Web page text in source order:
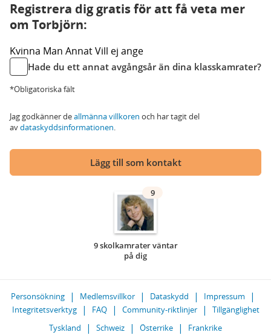
Registrera dig gratis för att få veta mer
om Torbjörn:
Kvinna Man AnnatVill ej ange
Hade du ett annat avgångsår än dina klasskamrater?
*Obligatoriska fält
Jag godkänner deallmänna villkoren och har tagit del
avdataskyddsinformationen.
Lägg till som kontakt
9
9 skolkamrater väntar
på dig
Personsökning Medlemsvillkor Dataskydd
Impressum
Integritetsverktyg
FAQ Community-riktlinjer
Tillgänglighet
Tyskland
Schweiz Österrike Frankrike